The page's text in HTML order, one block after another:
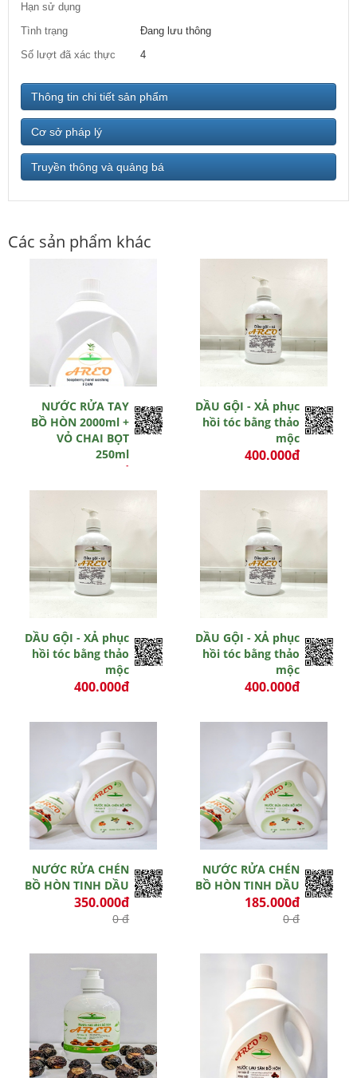
Hạn sử dụng
Tình trạng
Đang lưu thông
Số lượt đã xác thực
4
Thông tin chi tiết sản phẩm
Cơ sở pháp lý
Truyền thông và quảng bá
Các sản phẩm khác
NƯỚC RỬA TAY
BỒ HÒN 2000ml +
VỎ CHAI BỌT
250ml
370.000đ
0 đ
Hết hiệu lực
DẦU GỘI - XẢ phục
hồi tóc bằng thảo
mộc
400.000đ
Hết hiệu lực
DẦU GỘI - XẢ phục
hồi tóc bằng thảo
mộc
400.000đ
Hết hiệu lực
DẦU GỘI - XẢ phục
hồi tóc bằng thảo
mộc
400.000đ
Còn hiệu lực
NƯỚC RỬA CHÉN
BỒ HÒN TINH DẦU
350.000đ
0 đ
NƯỚC RỬA CHÉN
BỒ HÒN TINH DẦU
185.000đ
0 đ